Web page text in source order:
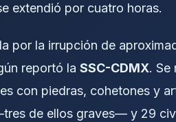
extendió por cuatro horas.
por la irrupción de
reportó la SSC-CDMX. Se
con piedras, cohetones y
de ellos graves— y 29